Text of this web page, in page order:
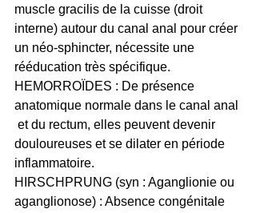
muscle gracilis de la cuisse (droit
interne) autour du canal anal pour créer
un néo-sphincter, nécessite une
rééducation très spécifique.
HEMORROÏDES : De présence
anatomique normale dans le canal anal
et du rectum, elles peuvent devenir
douloureuses et se dilater en période
inflammatoire.
HIRSCHPRUNG (syn : Aganglionie ou
aganglionose) : Absence congénitale